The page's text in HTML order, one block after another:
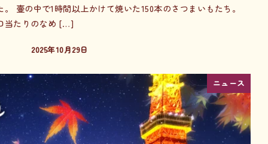
壷の中で1時間以上かけて焼いた150本のさつまいもたち。
当たりのなめ […]
投稿日
2025年10月29日
ニュース